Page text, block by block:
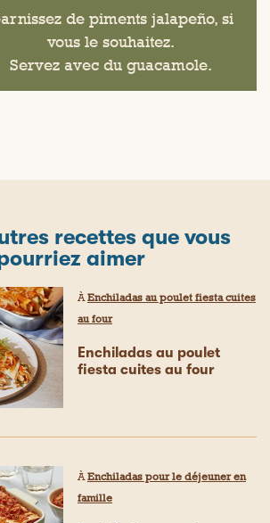
de piments jalapeño, si
vous le souhaitez.
Servez avec du guacamole.
recettes que vous
aimer
À Enchiladas au poulet fiesta cuites
au four
Enchiladas au poulet
fiesta cuites au four
ÀEnchiladas pour le déjeuner en
famille